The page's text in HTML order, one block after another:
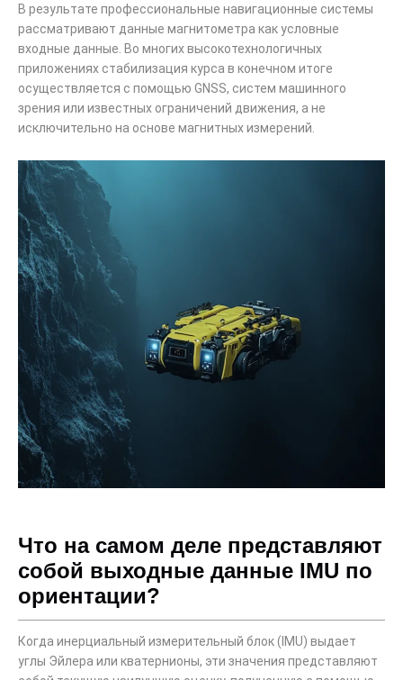
В результате профессиональные навигационные системы
рассматривают данные магнитометра как условные
входные данные. Во многих высокотехнологичных
приложениях стабилизация курса в конечном итоге
осуществляется с помощью GNSS, систем машинного
зрения или известных ограничений движения, а не
исключительно на основе магнитных измерений.
Что на самом деле представляют
собой выходные данные IMU по
ориентации?
Когда инерциальный измерительный блок (IMU) выдает
углы Эйлера или кватернионы, эти значения представляют